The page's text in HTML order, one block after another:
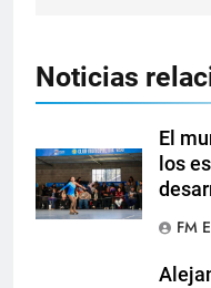
Noticias
El
los
FM